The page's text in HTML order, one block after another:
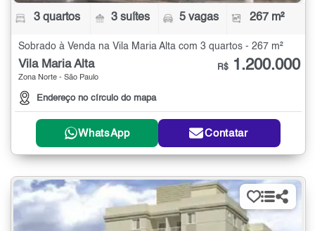
3 quartos 3 suítes 5 vagas 267 m²
Sobrado à Venda na Vila Maria Alta com 3 quartos - 267 m²
Vila Maria Alta
Zona Norte - São Paulo
Endereço no círculo do mapa
R$ 1.200.000
WhatsApp Contatar